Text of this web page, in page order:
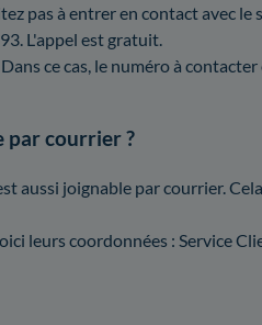
pas à entrer en contact avec le
L'appel est gratuit.
ce cas, le numéro à
par courrier ?
aussi joignable par courrier.
leurs coordonnées : Service